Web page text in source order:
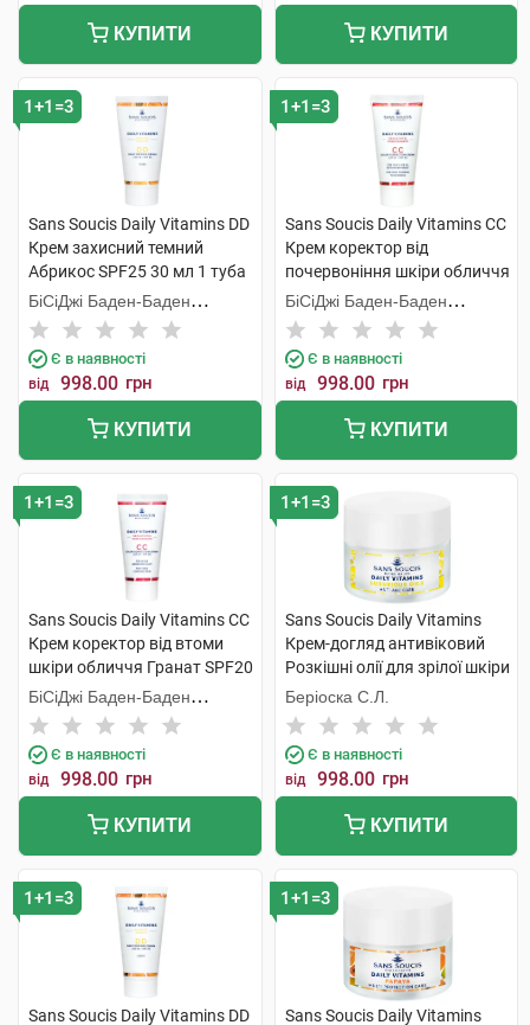
КУПИТИ КУПИТИ
1+1=3
Sans Soucis Daily Vitamins DD
Крем захисний темний
Абрикос SPF25 30 мл 1 туба
БіСіДжі Баден-Баден
Косметікс Груп Гмбх
Є в наявності
від 998.00 грн
КУПИТИ
1+1=3
Sans Soucis Daily Vitamins CC
Крем коректор від
почервоніння шкіри обличчя
Гранат SPF20 30 мл 1 туба
БіСіДжі Баден-Баден
Косметікс Груп Гмбх
Є в наявності
від 998.00 грн
КУПИТИ
1+1=3
Sans Soucis Daily Vitamins CC
Крем коректор від втоми
шкіри обличчя Гранат SPF20
30 мл 1 туба
БіСіДжі Баден-Баден
Косметікс Груп Гмбх
Є в наявності
від 998.00 грн
КУПИТИ
1+1=3
Sans Soucis Daily Vitamins
Крем-догляд антивіковий
Розкішні олії для зрілої шкіри
50 мл 1 банка
Беріоска С.Л.
Є в наявності
від 998.00 грн
КУПИТИ
1+1=3
Sans Soucis Daily Vitamins DD
1+1=3
Sans Soucis Daily Vitamins